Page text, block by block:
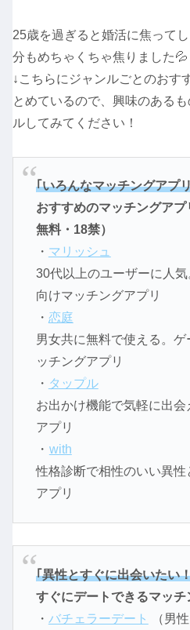
25歳を過ぎると婚活に焦って
分もめちゃくちゃ焦りました💦
↓こちらにジャンルごとのおす
とめているので、興味のある
ルしてみてください！
｢いろんなマッチングアプ
おすすめのマッチングア
無料・18禁）
・ マリッシュ
30代以上のユーザーに人
向けマッチングアプリ
・ 恋庭
男女共に無料で使える。
ッチングアプリ
・ タップル
お出かけ機能で気軽に出
アプリ
・ with
性格診断で相性のいい異
アプリ
｢異性とすぐに出会いたい
すぐにデートできるマッチ
・ バチェラーデート
（男